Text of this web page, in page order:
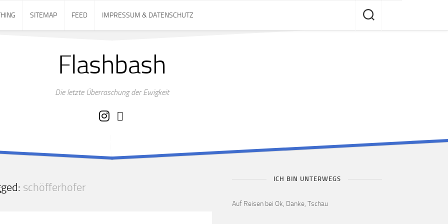
SITEMAP FEED IMPRESSUM & DATENSCHUTZ
Flashbash
Die letzte Überraschung der Ewigkeit
schöfferhofer
ICH BIN UNTERWEGS
Auf Reisen bei Ok, Danke, Tschau